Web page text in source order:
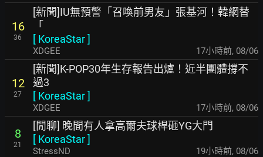
16
36
[新聞]IU無預警「召喚前男友」張基河！韓網替
「
[ KoreaStar]
XDGEE 17小時前, 08/06
12
27
[新聞]K-POP30年生存報告出爐！近半團體撐不
過3
[ KoreaStar]
XDGEE 17小時前, 08/06
8
21
[閒聊] 晚間有人拿高爾夫球桿砸YG大門
[ KoreaStar]
StressND 19小時前, 08/06